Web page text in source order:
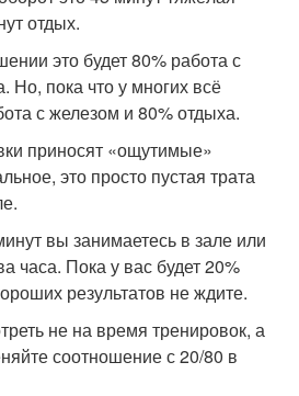
отдых.
это будет 80% работа с
Но, пока что у многих всё
с железом и 80% отдыха.
приносят «ощутимые»
это просто пустая трата
вы занимаетесь в зале или
часа. Пока у вас будет 20%
результатов не ждите.
не на время тренировок, а
соотношение с 20/80 в